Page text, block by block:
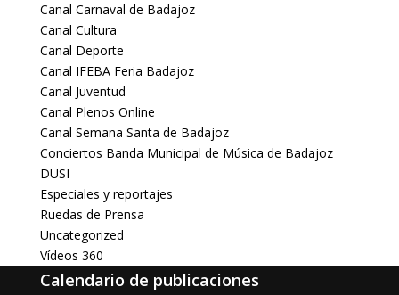
Canal Carnaval de Badajoz
Canal Cultura
Canal Deporte
Canal IFEBA Feria Badajoz
Canal Juventud
Canal Plenos Online
Canal Semana Santa de Badajoz
Conciertos Banda Municipal de Música de Badajoz
DUSI
Especiales y reportajes
Ruedas de Prensa
Uncategorized
Vídeos 360
Calendario de publicaciones